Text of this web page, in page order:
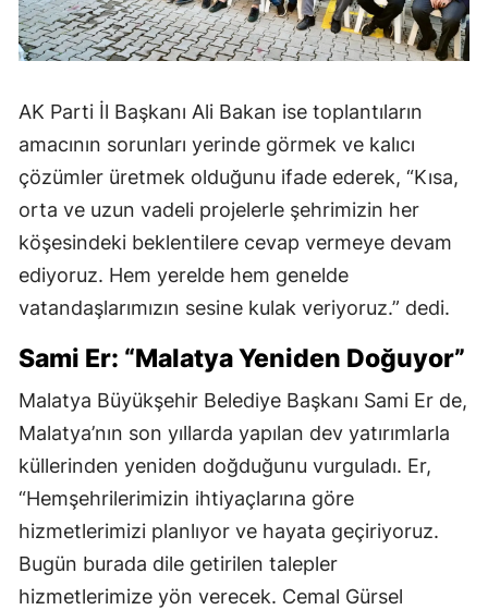
AK Parti İl Başkanı Ali Bakan ise toplantıların
amacının sorunları yerinde görmek ve kalıcı
çözümler üretmek olduğunu ifade ederek, “Kısa,
orta ve uzun vadeli projelerle şehrimizin her
köşesindeki beklentilere cevap vermeye devam
ediyoruz. Hem yerelde hem genelde
vatandaşlarımızın sesine kulak veriyoruz.” dedi.
Sami Er: “Malatya Yeniden Doğuyor”
Malatya Büyükşehir Belediye Başkanı Sami Er de,
Malatya’nın son yıllarda yapılan dev yatırımlarla
küllerinden yeniden doğduğunu vurguladı. Er,
“Hemşehrilerimizin ihtiyaçlarına göre
hizmetlerimizi planlıyor ve hayata geçiriyoruz.
Bugün burada dile getirilen talepler
hizmetlerimize yön verecek. Cemal Gürsel